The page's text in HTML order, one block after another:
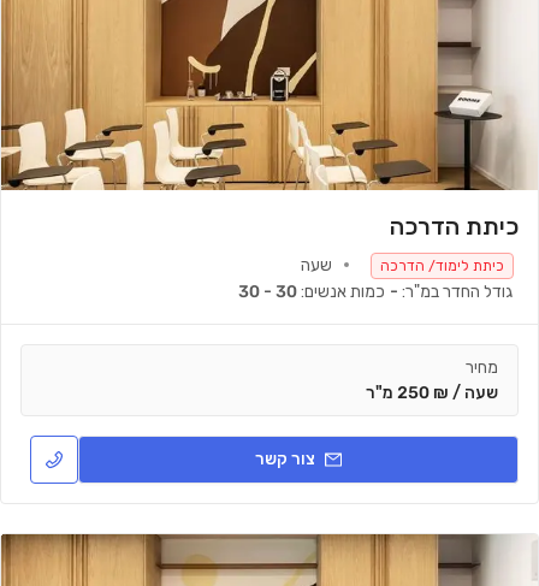
כיתת הדרכה
כיתת לימוד/ הדרכה
שעה
כמות אנשים:30 - 30 גודל החדר במ"ר: -
מחיר
שעה / ₪ 250 מ"ר
צור קשר